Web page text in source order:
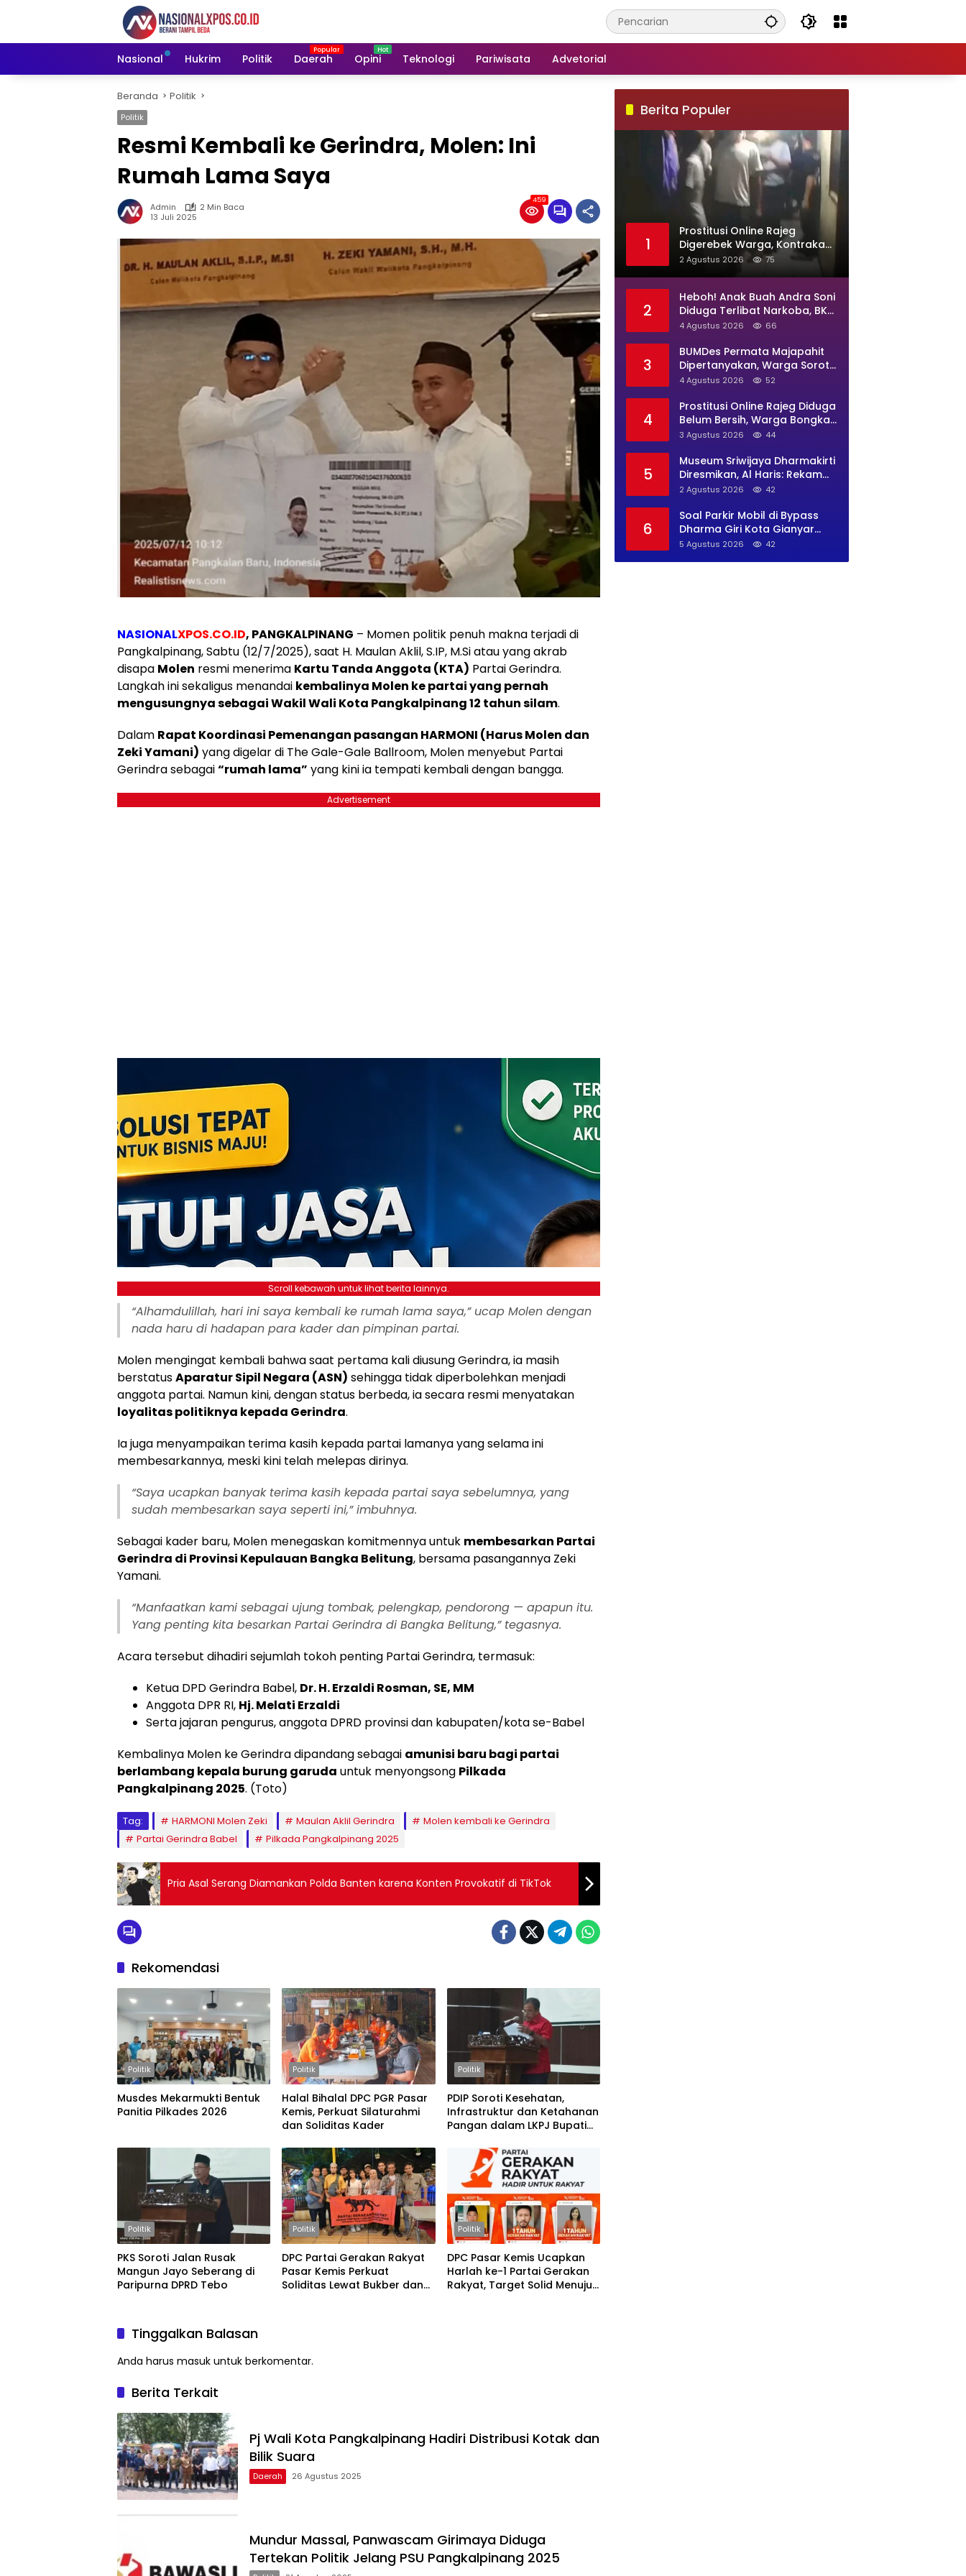
Nasional
Hukrim Politik Daerah Opini Teknologi Pariwisata Advetorial
Beranda Politik
Politik
Resmi Kembali ke Gerindra, Molen: Ini
Rumah Lama Saya
Admin
2 Min Baca
13 Juli 2025
459
NASIONALXPOS.CO.ID, PANGKALPINANG – Momen politik penuh makna terjadi di
Pangkalpinang, Sabtu (12/7/2025), saat H. Maulan Aklil, S.IP, M.Si atau yang akrab
disapa Molen resmi menerima Kartu Tanda Anggota (KTA) Partai Gerindra.
Langkah ini sekaligus menandai kembalinya Molen ke partai yang pernah
mengusungnya sebagai Wakil Wali Kota Pangkalpinang 12 tahun silam.
Dalam Rapat Koordinasi Pemenangan pasangan HARMONI (Harus Molen dan
Zeki Yamani) yang digelar di The Gale-Gale Ballroom, Molen menyebut Partai
Gerindra sebagai“rumah lama” yang kini ia tempati kembali dengan bangga.
Advertisement
Scroll kebawah untuk lihat berita lainnya.
“Alhamdulillah, hari ini saya kembali ke rumah lama saya,”ucap Molen dengan
nada haru di hadapan para kader dan pimpinan partai.
Molen mengingat kembali bahwa saat pertama kali diusung Gerindra, ia masih
berstatusAparatur Sipil Negara (ASN) sehingga tidak diperbolehkan menjadi
anggota partai. Namun kini, dengan status berbeda, ia secara resmi menyatakan
loyalitas politiknya kepada Gerindra.
Ia juga menyampaikan terima kasih kepada partai lamanya yang selama ini
membesarkannya, meski kini telah melepas dirinya.
“Saya ucapkan banyak terima kasih kepada partai saya sebelumnya, yang
sudah membesarkan saya seperti ini,”imbuhnya.
Sebagai kader baru, Molen menegaskan komitmennya untuk membesarkan Partai
Gerindra di Provinsi Kepulauan Bangka Belitung, bersama pasangannya Zeki
Yamani.
“Manfaatkan kami sebagai ujung tombak, pelengkap, pendorong — apapun itu.
Yang penting kita besarkan Partai Gerindra di Bangka Belitung,”tegasnya.
Acara tersebut dihadiri sejumlah tokoh penting Partai Gerindra, termasuk:
Ketua DPD Gerindra Babel, Dr. H. Erzaldi Rosman, SE, MM
Anggota DPR RI, Hj. Melati Erzaldi
Serta jajaran pengurus, anggota DPRD provinsi dan kabupaten/kota se-Babel
Kembalinya Molen ke Gerindra dipandang sebagai amunisi baru bagi partai
berlambang kepala burung garuda untuk menyongsong Pilkada
Pangkalpinang 2025. (Toto)
Tag: HARMONI Molen Zeki Maulan Aklil Gerindra
Molen kembali ke Gerindra
Partai Gerindra Babel
Pilkada Pangkalpinang 2025
Pria Asal Serang Diamankan Polda Banten karena Konten Provokatif di TikTok
Rekomendasi
Politik
Musdes Mekarmukti Bentuk
Panitia Pilkades 2026
Politik
Halal Bihalal DPC PGR Pasar
Kemis, Perkuat Silaturahmi
dan Soliditas Kader
Politik
PDIP Soroti Kesehatan,
Infrastruktur dan Ketahanan
Pangan dalam LKPJ Bupati
Politik
PKS Soroti Jalan Rusak
Mangun Jayo Seberang di
Paripurna DPRD Tebo
Politik
DPC Partai Gerakan Rakyat
Pasar Kemis Perkuat
Soliditas Lewat Bukber dan
Politik
DPC Pasar Kemis Ucapkan
Harlah ke-1 Partai Gerakan
Rakyat, Target Solid Menuju
Tinggalkan Balasan
Anda harus masuk untuk berkomentar.
Berita Terkait
Pj Wali Kota Pangkalpinang Hadiri Distribusi Kotak dan
Bilik Suara
Daerah 26 Agustus 2025
Mundur Massal, Panwascam Girimaya Diduga
Tertekan Politik Jelang PSU Pangkalpinang 2025
Berita Populer
1
Prostitusi Online Rajeg
Digerebek Warga, Kontrakan
di Kampung Larang Diduga
2 Agustus 2026 75
2
Heboh! Anak Buah Andra Soni
Diduga Terlibat Narkoba, BKD
Banten Diminta Buka Suara
4 Agustus 2026 66
3
BUMDes Permata Majapahit
Dipertanyakan, Warga Soroti
Dugaan Pengelolaan Tak
4 Agustus 2026 52
4
Prostitusi Online Rajeg Diduga
Belum Bersih, Warga Bongkar
Lokasi Baru Open BO Usai
3 Agustus 2026 44
5
Museum Sriwijaya Dharmakirti
Diresmikan, Al Haris: Rekam
Jejak Peradaban Jambi
2 Agustus 2026 42
6
Soal Parkir Mobil di Bypass
Dharma Giri Kota Gianyar
Jadi Sorotan, Pengawasan
5 Agustus 2026 42